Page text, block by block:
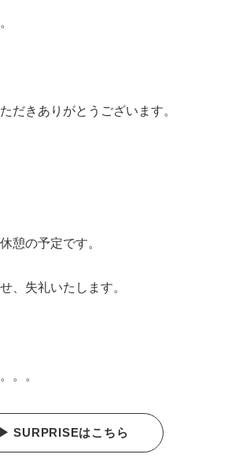
だきありがとうございます。
憩の予定です。
、失礼いたします。
。。
▶ SURPRISEはこちら